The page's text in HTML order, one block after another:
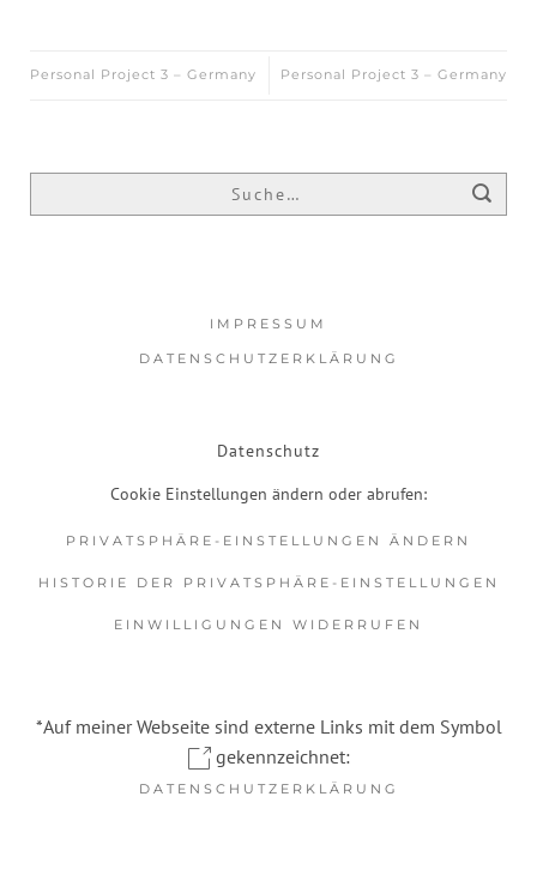
Personal Project 3 – Germany Personal Project 3 – Germany
IMPRESSUM
DATENSCHUTZERKLÄRUNG
Datenschutz
Cookie Einstellungen ändern oder abrufen:
PRIVATSPHÄRE-EINSTELLUNGEN ÄNDERN
HISTORIE DER PRIVATSPHÄRE-EINSTELLUNGEN
EINWILLIGUNGEN WIDERRUFEN
*Auf meiner Webseite sind externe Links mit dem Symbol
gekennzeichnet:
DATENSCHUTZERKLÄRUNG